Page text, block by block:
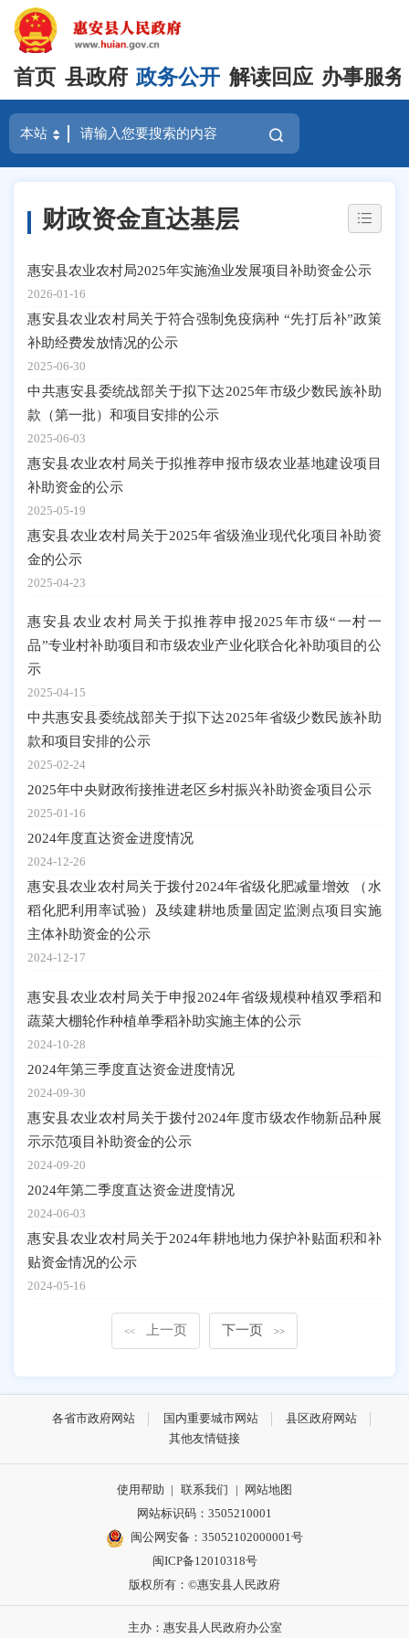
首页 县政府 政务公开 解读回应 办事服务
财政资金直达基层
惠安县农业农村局2025年实施渔业发展项目补助资金公示
2026-01-16
惠安县农业农村局关于符合强制免疫病种 “先打后补”政策
补助经费发放情况的公示
2025-06-30
中共惠安县委统战部关于拟下达2025年市级少数民族补助
款（第一批）和项目安排的公示
2025-06-03
惠安县农业农村局关于拟推荐申报市级农业基地建设项目
补助资金的公示
2025-05-19
惠安县农业农村局关于2025年省级渔业现代化项目补助资
金的公示
2025-04-23
惠安县农业农村局关于拟推荐申报2025年市级“一村一
品”专业村补助项目和市级农业产业化联合化补助项目的公
示
2025-04-15
中共惠安县委统战部关于拟下达2025年省级少数民族补助
款和项目安排的公示
2025-02-24
2025年中央财政衔接推进老区乡村振兴补助资金项目公示
2025-01-16
2024年度直达资金进度情况
2024-12-26
惠安县农业农村局关于拨付2024年省级化肥减量增效 （水
稻化肥利用率试验）及续建耕地质量固定监测点项目实施
主体补助资金的公示
2024-12-17
惠安县农业农村局关于申报2024年省级规模种植双季稻和
蔬菜大棚轮作种植单季稻补助实施主体的公示
2024-10-28
2024年第三季度直达资金进度情况
2024-09-30
惠安县农业农村局关于拨付2024年度市级农作物新品种展
示示范项目补助资金的公示
2024-09-20
2024年第二季度直达资金进度情况
2024-06-03
惠安县农业农村局关于2024年耕地地力保护补贴面积和补
贴资金情况的公示
2024-05-16
<< 上一页 下一页 >>
各省市政府网站 国内重要城市网站
县区政府网站
其他友情链接
使用帮助 | 联系我们 | 网站地图
网站标识码：3505210001
闽公网安备：35052102000001号
闽ICP备12010318号
版权所有：©惠安县人民政府
主办：惠安县人民政府办公室